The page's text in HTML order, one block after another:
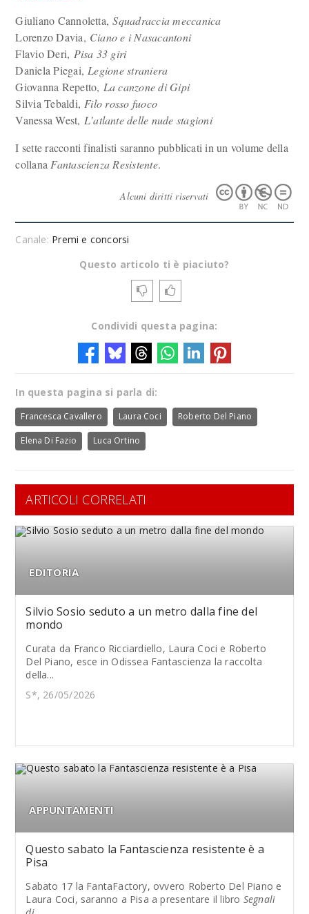
Giuliano Cannoletta,Squadraccia meccanica
Lorenzo Davia, Ciano e i Nasacantoni
Flavio Deri, Pisa 33 giri
Daniela Piegai, Legione straniera
Giovanna Repetto, La canzone di Gipi
Silvia Tebaldi, Filo rosso fuoco
Vanessa West, L’atlante delle nude stagioni
I sette racconti finalisti saranno pubblicati in un volume della
collana Fantascienza Resistente.
Alcuni diritti riservati
Canale: Premi e concorsi
Questo articolo ti è piaciuto?
Condividi questa pagina:
In questa pagina si parla di:
Francesca Cavallero Laura Coci Roberto Del Piano
Elena Di Fazio Luca Ortino
ARTICOLI CORRELATI
EDITORIA
Silvio Sosio seduto a un metro dalla fine del
mondo
Curata da Franco Ricciardiello, Laura Coci e Roberto
Del Piano, esce in Odissea Fantascienza la raccolta
della...
S*, 26/05/2026
APPUNTAMENTI
Questo sabato la Fantascienza resistente è a
Pisa
Sabato 17 la FantaFactory, ovvero Roberto Del Piano e
Laura Coci, saranno a Pisa a presentare il libro Segnali